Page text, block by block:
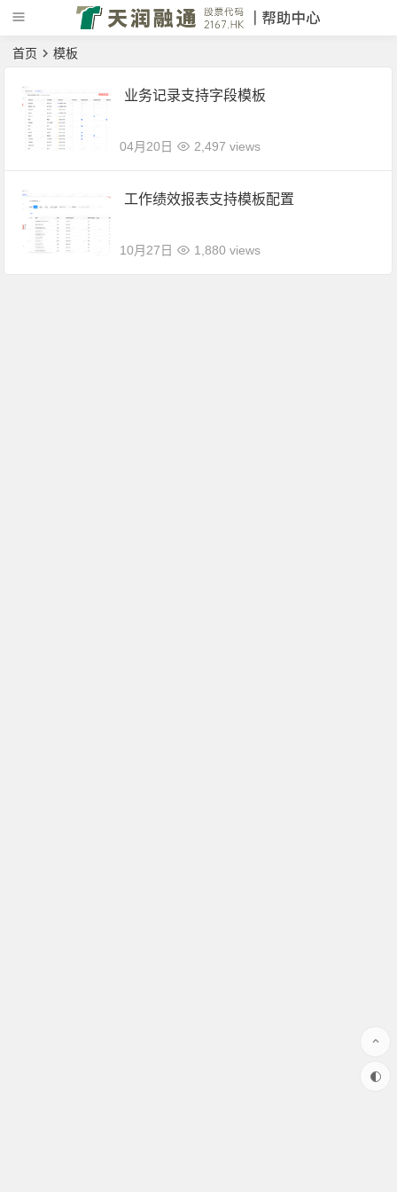
首页 模板
业务记录支持字段模板
04月20日 2,497 views
工作绩效报表支持模板配置
10月27日 1,880 views